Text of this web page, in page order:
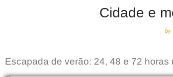
Cidade e
by
Escapada de verão: 24, 48 e 72